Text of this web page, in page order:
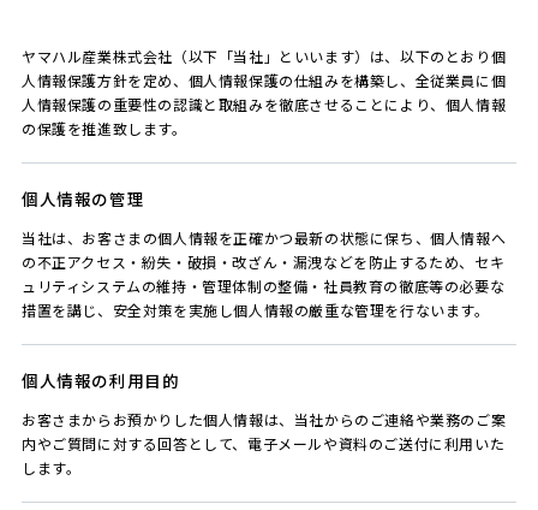
ヤマハル産業株式会社（以下「当社」といいます）は、以下のとおり個
人情報保護方針を定め、個人情報保護の仕組みを構築し、全従業員に個
人情報保護の重要性の認識と取組みを徹底させることにより、個人情報
の保護を推進致します。
個人情報の管理
当社は、お客さまの個人情報を正確かつ最新の状態に保ち、個人情報へ
の不正アクセス・紛失・破損・改ざん・漏洩などを防止するため、セキ
ュリティシステムの維持・管理体制の整備・社員教育の徹底等の必要な
措置を講じ、安全対策を実施し個人情報の厳重な管理を行ないます。
個人情報の利用目的
お客さまからお預かりした個人情報は、当社からのご連絡や業務のご案
内やご質問に対する回答として、電子メールや資料のご送付に利用いた
します。